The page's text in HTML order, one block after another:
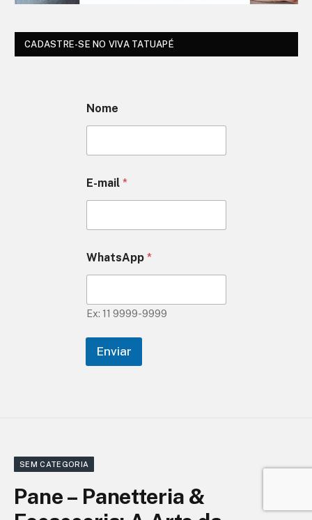
CADASTRE-SE NO VIVA TATUAPÉ
Nome
E-mail *
WhatsApp *
Ex: 11 9999-9999
Enviar
SEM CATEGORIA
Pane – Panetteria &